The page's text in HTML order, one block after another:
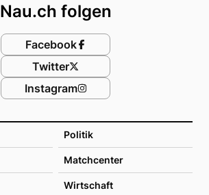
Politik
Matchcenter
Wirtschaft
Nau.ch folgen
Facebook
Twitter
Instagram